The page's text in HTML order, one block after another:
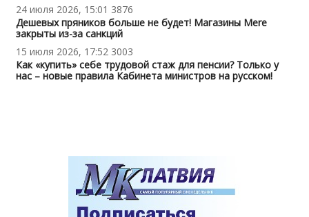
24 июля 2026, 15:01 3876
Дешевых пряников больше не будет! Магазины Mere
закрыты из-за санкций
15 июля 2026, 17:52 3003
Как «купить» себе трудовой стаж для пенсии? Только у
нас – новые правила Кабинета министров на русском!